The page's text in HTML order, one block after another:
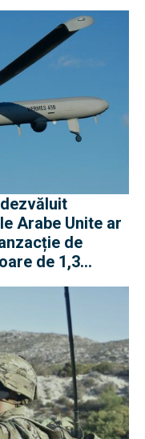
Arabe Unite ar
de
de 1,3